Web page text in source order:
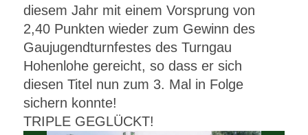
diesem Jahr mit einem Vorsprung von
2,40 Punkten wieder zum Gewinn des
Gaujugendturnfestes des Turngau
Hohenlohe gereicht, so dass er sich
diesen Titel nun zum 3. Mal in Folge
sichern konnte!
TRIPLE GEGLÜCKT!